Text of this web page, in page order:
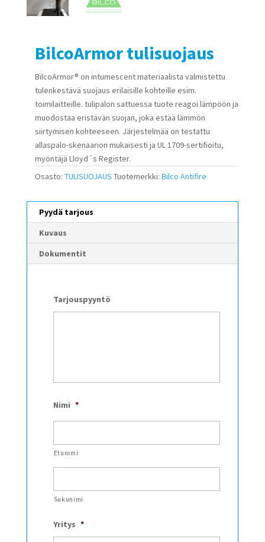
BilcoArmor tulisuojaus
BilcoArmor® on intumescent materiaalista valmistettu
tulenkestävä suojaus erilaisille kohteille esim.
toimilaitteille. tulipalon sattuessa tuote reagoi lämpöön ja
muodostaa eristävän suojan, joka estää lämmön
siirtymisen kohteeseen. Järjestelmää on testattu
allaspalo-skenaarion mukaisesti ja UL 1709-sertifioitu,
myöntäjä Lloyd´s Register.
Osasto: TULISUOJAUS Tuotemerkki: Bilco Antifire
Pyydä tarjous
Kuvaus
Dokumentit
Tarjouspyyntö
Nimi *
Etunimi
Sukunimi
Yritys *